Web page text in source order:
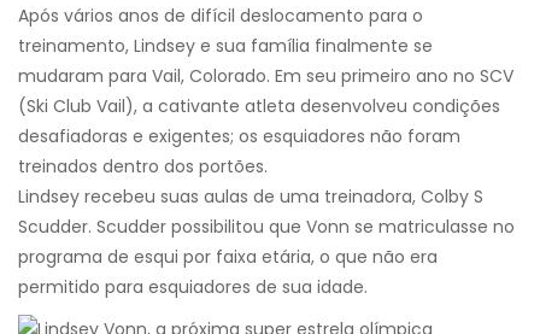
Após vários anos de difícil deslocamento para o
treinamento, Lindsey e sua família finalmente se
mudaram para Vail, Colorado. Em seu primeiro ano no SCV
(Ski Club Vail), a cativante atleta desenvolveu condições
desafiadoras e exigentes; os esquiadores não foram
treinados dentro dos portões.
Lindsey recebeu suas aulas de uma treinadora, Colby S
Scudder. Scudder possibilitou que Vonn se matriculasse no
programa de esqui por faixa etária, o que não era
permitido para esquiadores de sua idade.